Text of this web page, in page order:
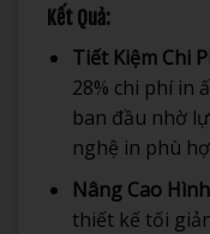
Kết Quả:
Tiết Kiệm Chi
28% chi phí in
ban đầu nhờ
nghệ in phù
Nâng Cao
thiết kế tối